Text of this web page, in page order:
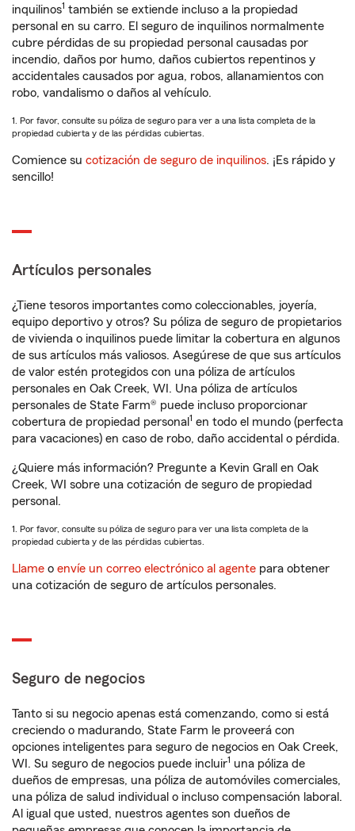
inquilinos1 también se extiende incluso a la propiedad
personal en su carro. El seguro de inquilinos normalmente
cubre pérdidas de su propiedad personal causadas por
incendio, daños por humo, daños cubiertos repentinos y
accidentales causados por agua, robos, allanamientos con
robo, vandalismo o daños al vehículo.
1. Por favor, consulte su póliza de seguro para ver a una lista completa de la
propiedad cubierta y de las pérdidas cubiertas.
Comience su cotización de seguro de inquilinos. ¡Es rápido y
sencillo!
Artículos personales
¿Tiene tesoros importantes como coleccionables, joyería,
equipo deportivo y otros? Su póliza de seguro de propietarios
de vivienda o inquilinos puede limitar la cobertura en algunos
de sus artículos más valiosos. Asegúrese de que sus artículos
de valor estén protegidos con una póliza de artículos
personales en Oak Creek, WI. Una póliza de artículos
personales de State Farm® puede incluso proporcionar
cobertura de propiedad personal 1 en todo el mundo (perfecta
para vacaciones) en caso de robo, daño accidental o pérdida.
¿Quiere más información? Pregunte a Kevin Grall en Oak
Creek, WI sobre una cotización de seguro de propiedad
personal.
1. Por favor, consulte su póliza de seguro para ver una lista completa de la
propiedad cubierta y de las pérdidas cubiertas.
Llame o envíe un correo electrónico al agente para obtener
una cotización de seguro de artículos personales.
Seguro de negocios
Tanto si su negocio apenas está comenzando, como si está
creciendo o madurando, State Farm le proveerá con
opciones inteligentes para seguro de negocios en Oak Creek,
WI. Su seguro de negocios puede incluir1 una póliza de
dueños de empresas, una póliza de automóviles comerciales,
una póliza de salud individual o incluso compensación laboral.
Al igual que usted, nuestros agentes son dueños de